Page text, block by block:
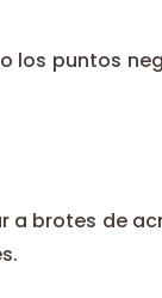
los puntos
a brotes de